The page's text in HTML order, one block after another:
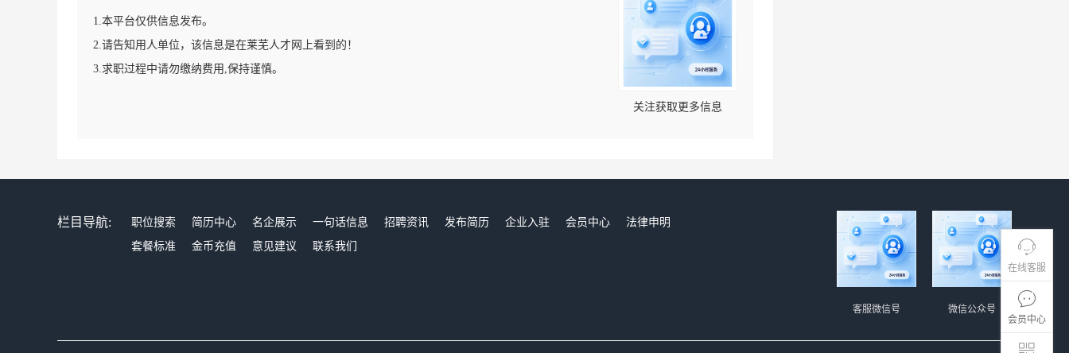
在线客服
会员中心
1.本平台仅供信息发布。
2.请告知用人单位，该信息是在莱芜人才网上看到的！
3.求职过程中请勿缴纳费用,保持谨慎。
关注获取更多信息
栏目导航: 职位搜索 简历中心 名企展示 一句话信息 招聘资讯 发布简历 企业入驻 会员中心
法律申明
套餐标准
金币充值 意见建议 联系我们
微信公众号
客服微信号